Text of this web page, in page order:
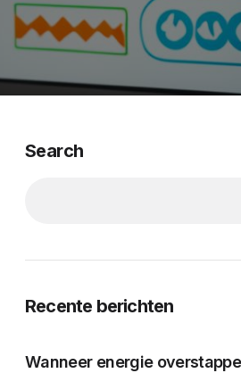
Search
Recente berichten
Wanneer energie